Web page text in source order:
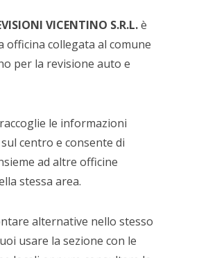
VICENTINO S.R.L.è
officina collegata al comune
per la revisione auto e
le informazioni
centro e consente di
ad altre officine
stessa area.
alternative nello stesso
usare la sezione con le